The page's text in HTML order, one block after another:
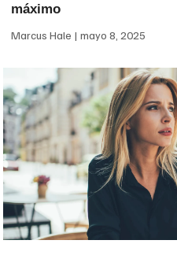
máximo
Marcus Hale mayo 8, 2025